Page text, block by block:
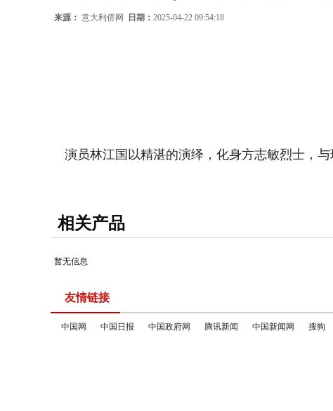
来源： 意大利侨网 日期： 2025-04-22 09:54:18
演员林江国以精湛的演绎，化身方志敏烈士，
相关产品
暂无信息
友情链接
中国网 中国日报 中国政府网 腾讯新闻 中国新闻网 搜狗